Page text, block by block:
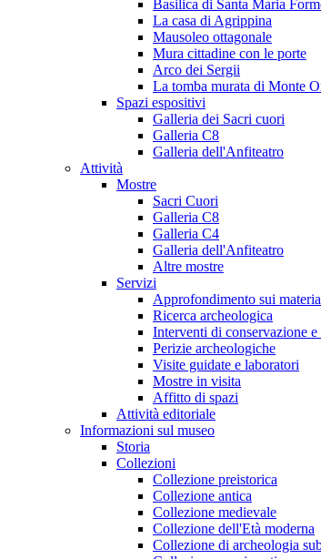
Basilica di Santa Maria
La casa di Agrippina
Mausoleo ottagonale
Mura cittadine con le porte
Arco dei Sergii
La tomba murata di Monte
Spazi espositivi
Galleria dei Sacri cuori
Galleria C8
Galleria dell'Anfiteatro
Attività
Mostre
Sacri Cuori
Galleria C8
Galleria C4
Galleria dell'Anfiteatro
Altre mostre
Servizi
Approfondimento sui
Ricerca archeologica
Interventi di conservazione e
Perizie archeologiche
Visite guidate e laboratori
Mostre in visita
Affitto di spazi
Attività editoriale
Informazioni sul museo
Storia
Collezioni
Collezione preistorica
Collezione antica
Collezione medievale
Collezione dell'Età moderna
Collezione di archeologia